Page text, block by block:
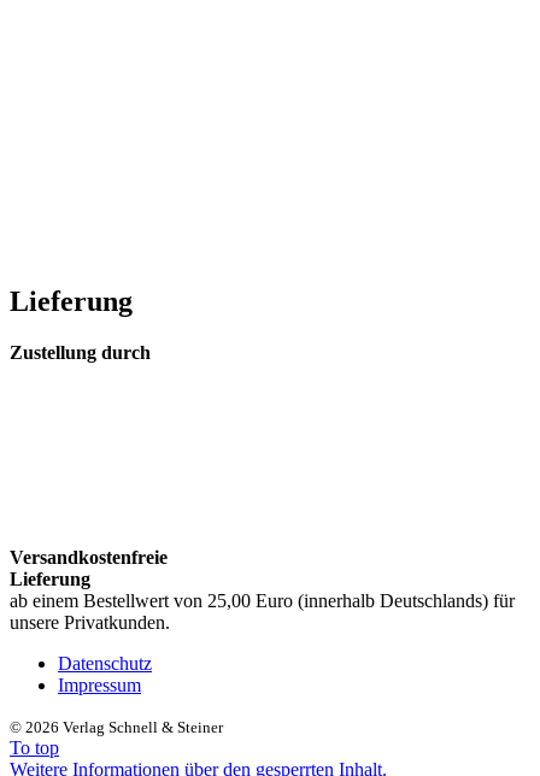
Lieferung
Zustellung durch
Versandkostenfreie
Lieferung
ab einem Bestellwert von 25,00 Euro (innerhalb Deutschlands) für
unsere Privatkunden.
Datenschutz
Impressum
© 2026 Verlag Schnell & Steiner
To top
Weitere Informationen über den gesperrten Inhalt.